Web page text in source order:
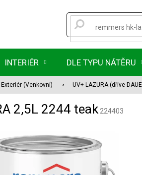
INTERIÉR DLE TYPU NÁTĚRU
Exteriér (Venkovní) UV+ LAZURA (dříve
2,5L 2244 teak224403